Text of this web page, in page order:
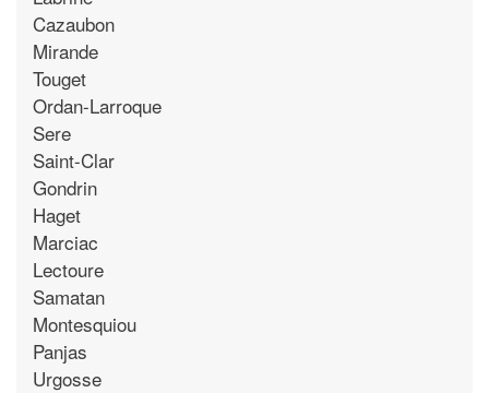
Cazaubon
Mirande
Touget
Ordan-Larroque
Sere
Saint-Clar
Gondrin
Haget
Marciac
Lectoure
Samatan
Montesquiou
Panjas
Urgosse